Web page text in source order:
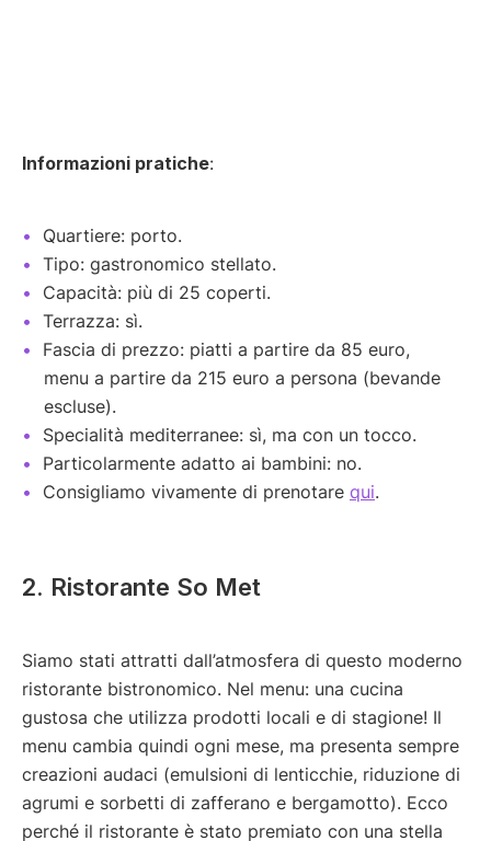
Informazioni pratiche:
Quartiere: porto.
Tipo: gastronomico stellato.
Capacità: più di 25 coperti.
Terrazza: sì.
Fascia di prezzo: piatti a partire da 85 euro,
menu a partire da 215 euro a persona (bevande
escluse).
Specialità mediterranee: sì, ma con un tocco.
Particolarmente adatto ai bambini: no.
Consigliamo vivamente di prenotare qui.
2. Ristorante So Met
Siamo stati attratti dall’atmosfera di questo moderno
ristorante bistronomico. Nel menu: una cucina
gustosa che utilizza prodotti locali e di stagione! Il
menu cambia quindi ogni mese, ma presenta sempre
creazioni audaci (emulsioni di lenticchie, riduzione di
agrumi e sorbetti di zafferano e bergamotto). Ecco
perché il ristorante è stato premiato con una stella